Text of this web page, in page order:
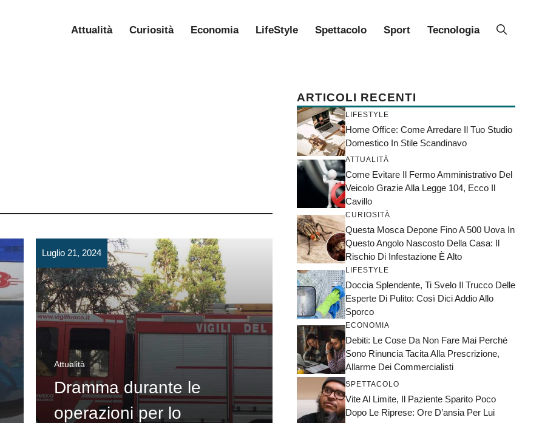
Attualità Curiosità Economia LifeStyle Spettacolo Sport Tecnologia
Luglio 21, 2024
Attualità
Dramma durante le
operazioni per lo
ARTICOLI RECENTI
LIFESTYLE
Home Office: Come Arredare Il Tuo Studio
Domestico In Stile Scandinavo
ATTUALITÀ
Come Evitare Il Fermo Amministrativo Del
Veicolo Grazie Alla Legge 104, Ecco Il
Cavillo
CURIOSITÀ
Questa Mosca Depone Fino A 500 Uova In
Questo Angolo Nascosto Della Casa: Il
Rischio Di Infestazione È Alto
LIFESTYLE
Doccia Splendente, Ti Svelo Il Trucco Delle
Esperte Di Pulito: Così Dici Addio Allo
Sporco
ECONOMIA
Debiti: Le Cose Da Non Fare Mai Perché
Sono Rinuncia Tacita Alla Prescrizione,
Allarme Dei Commercialisti
SPETTACOLO
Vite Al Limite, Il Paziente Sparito Poco
Dopo Le Riprese: Ore D’ansia Per Lui